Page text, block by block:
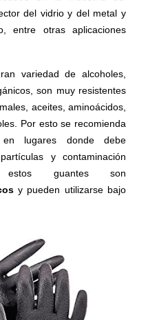
del vidrio y del metal y
entre otras aplicaciones
variedad de alcoholes,
son muy resistentes
aceites, aminoácidos,
Por esto se recomienda
lugares donde debe
y contaminación
estos guantes son
y pueden utilizarse bajo